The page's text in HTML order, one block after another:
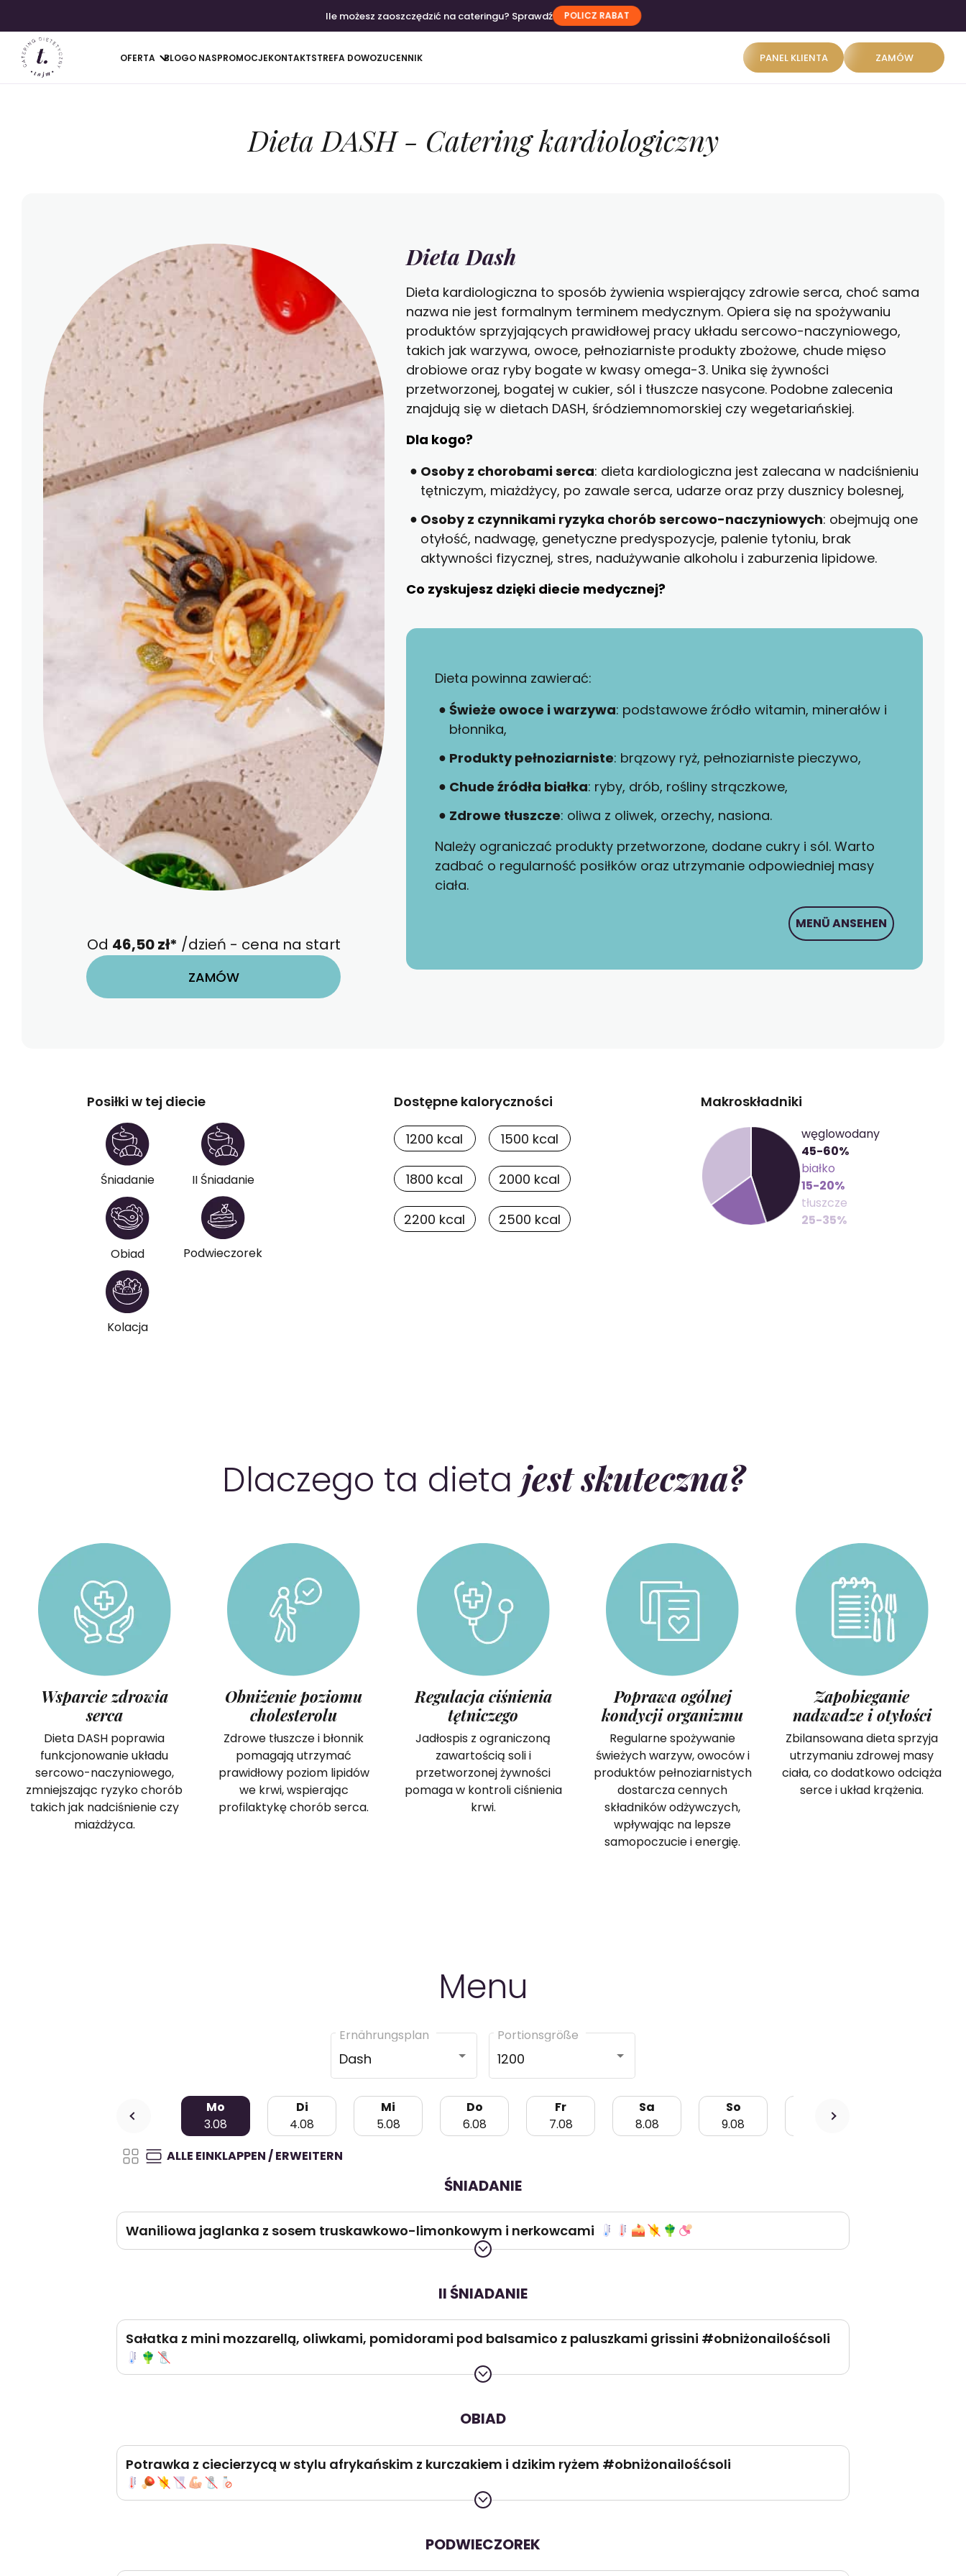
Ile możesz zaoszczędzić na cateringu? Sprawdź POLICZ RABAT
OFERTA
GOTOWA DIETA WYBÓR MENU PAKIETY MEDYCZNE
BLOGO NASPROMOCJEKONTAKTSTREFA DOWOZUCENNIK PANEL KLIENTA ZAMÓW
Dieta DASH - Catering kardiologiczny
Od 46,50 zł* /dzień - cena na start
ZAMÓW
Dieta Dash
Dieta kardiologiczna to sposób żywienia wspierający zdrowie serca, choć sama
nazwa nie jest formalnym terminem medycznym. Opiera się na spożywaniu
produktów sprzyjających prawidłowej pracy układu sercowo-naczyniowego,
takich jak warzywa, owoce, pełnoziarniste produkty zbożowe, chude mięso
drobiowe oraz ryby bogate w kwasy omega-3. Unika się żywności
przetworzonej, bogatej w cukier, sól i tłuszcze nasycone. Podobne zalecenia
znajdują się w dietach DASH, śródziemnomorskiej czy wegetariańskiej.
Dla kogo?
Osoby z chorobami serca: dieta kardiologiczna jest zalecana w nadciśnieniu
tętniczym, miażdżycy, po zawale serca, udarze oraz przy dusznicy bolesnej,
Osoby z czynnikami ryzyka chorób sercowo-naczyniowych: obejmują one
otyłość, nadwagę, genetyczne predyspozycje, palenie tytoniu, brak
aktywności fizycznej, stres, nadużywanie alkoholu i zaburzenia lipidowe.
Co zyskujesz dzięki diecie medycznej?
Dieta powinna zawierać:
Świeże owoce i warzywa: podstawowe źródło witamin, minerałów i
błonnika,
Produkty pełnoziarniste: brązowy ryż, pełnoziarniste pieczywo,
Chude źródła białka: ryby, drób, rośliny strączkowe,
Zdrowe tłuszcze: oliwa z oliwek, orzechy, nasiona.
Należy ograniczać produkty przetworzone, dodane cukry i sól. Warto
zadbać o regularność posiłków oraz utrzymanie odpowiedniej masy
ciała.
MENÜ ANSEHEN
Posiłki w tej diecie
Śniadanie II Śniadanie
Obiad Podwieczorek
Kolacja
Dostępne kaloryczności
1200 kcal 1500 kcal
1800 kcal 2000 kcal
2200 kcal 2500 kcal
Makroskładniki
węglowodany
45-60%
białko
15-20%
tłuszcze
25-35%
Dlaczego ta dietajest skuteczna?
Wsparcie zdrowia
serca
Dieta DASH poprawia
funkcjonowanie układu
sercowo-naczyniowego,
zmniejszając ryzyko chorób
takich jak nadciśnienie czy
miażdżyca.
Obniżenie poziomu
cholesterolu
Zdrowe tłuszcze i błonnik
pomagają utrzymać
prawidłowy poziom lipidów
we krwi, wspierając
profilaktykę chorób serca.
Regulacja ciśnienia
tętniczego
Jadłospis z ograniczoną
zawartością soli i
przetworzonej żywności
pomaga w kontroli ciśnienia
krwi.
Poprawa ogólnej
kondycji organizmu
Regularne spożywanie
świeżych warzyw, owoców i
produktów pełnoziarnistych
dostarcza cennych
składników odżywczych,
wpływając na lepsze
samopoczucie i energię.
Zapobieganie
nadwadze i otyłości
Zbilansowana dieta sprzyja
utrzymaniu zdrowej masy
ciała, co dodatkowo odciąża
serce i układ krążenia.
Menu
Dash
Ernährungsplan
1200
Portionsgröße
Mo
3.08
Di
4.08
Mi
5.08
Do
6.08
Fr
7.08
Sa
8.08
So
9.08
10.08
ALLE EINKLAPPEN / ERWEITERN
ŚNIADANIE
Waniliowa jaglanka z sosem truskawkowo-limonkowym i nerkowcami
II ŚNIADANIE
Sałatka z mini mozzarellą, oliwkami, pomidorami pod balsamico z paluszkami grissini #obniżonailośćsoli
OBIAD
Potrawka z ciecierzycą w stylu afrykańskim z kurczakiem i dzikim ryżem #obniżonailośćsoli
PODWIECZOREK